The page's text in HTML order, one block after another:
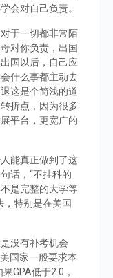
会对自己负责。
于一切都非常陌
对你负责，出国
国以后，自己应
什么事都主动去
这是个简浅的道
折点，因为很多
平台，更宽广的
能真正做到了这
话，“不挂科的
是完整的大学等
，特别是在美国
没有补考机会
国家一般要求本
GPA低于2.0，